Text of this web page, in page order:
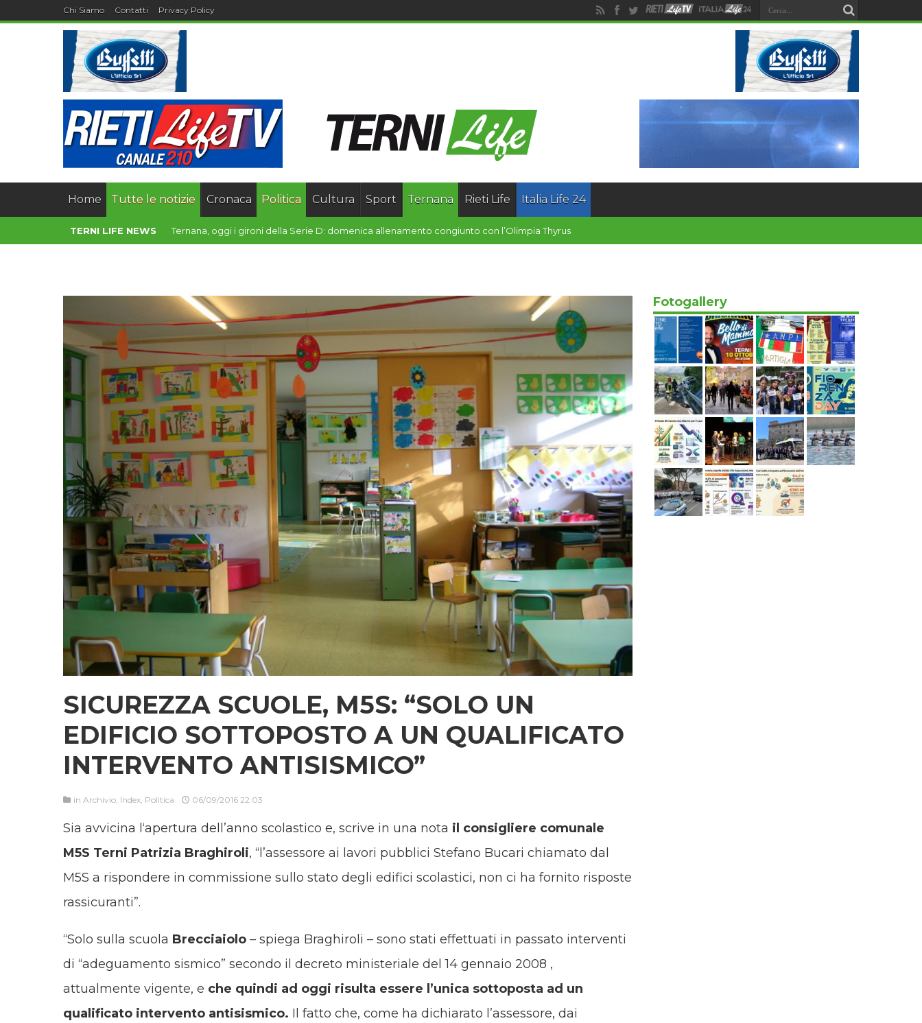
Chi Siamo Contatti Privacy Policy
Home Tutte le notizie Cronaca Politica Cultura Sport Ternana Rieti Life Italia Life 24
TERNI LIFE NEWS Nuovo ospedale di
SICUREZZA SCUOLE, M5S: “SOLO UN
EDIFICIO SOTTOPOSTO A UN QUALIFICATO
INTERVENTO ANTISISMICO”
in Archivio Index Politica 06/09/2016 22:03
Sia avvicina l‘apertura dell’anno scolastico e, scrive in una nota il consigliere comunale
M5S Terni Patrizia Braghiroli, “l’assessore ai lavori pubblici Stefano Bucari chiamato dal
M5S a rispondere in commissione sullo stato degli edifici scolastici, non ci ha fornito risposte
rassicuranti”.
“Solo sulla scuola Brecciaiolo – spiega Braghiroli – sono stati effettuati in passato interventi
di “adeguamento sismico” secondo il decreto ministeriale del 14 gennaio 2008 ,
attualmente vigente, e che quindi ad oggi risulta essere l’unica sottoposta ad un
qualificato intervento antisismico. Il fatto che, come ha dichiarato l’assessore, dai
Fotogallery